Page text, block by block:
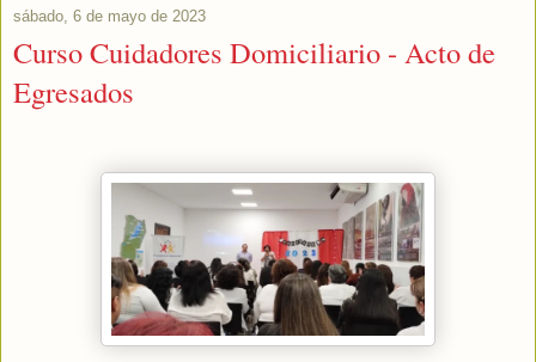
sábado, 6 de mayo de 2023
Curso Cuidadores Domiciliario - Acto de
Egresados